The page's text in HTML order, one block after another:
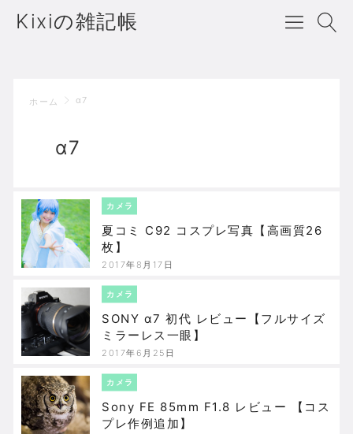
Kixiの雑記帳
ホーム α7
α7
カメラ
夏コミ C92 コスプレ写真【高画質26
枚】
2017年8月17日
カメラ
SONY α7 初代 レビュー【フルサイズ
ミラーレス一眼】
2017年6月25日
カメラ
Sony FE 85mm F1.8 レビュー 【コス
プレ作例追加】